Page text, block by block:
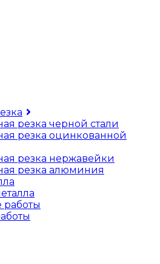
резка черной стали
резка оцинкованной
резка нержавейки
резка алюминия